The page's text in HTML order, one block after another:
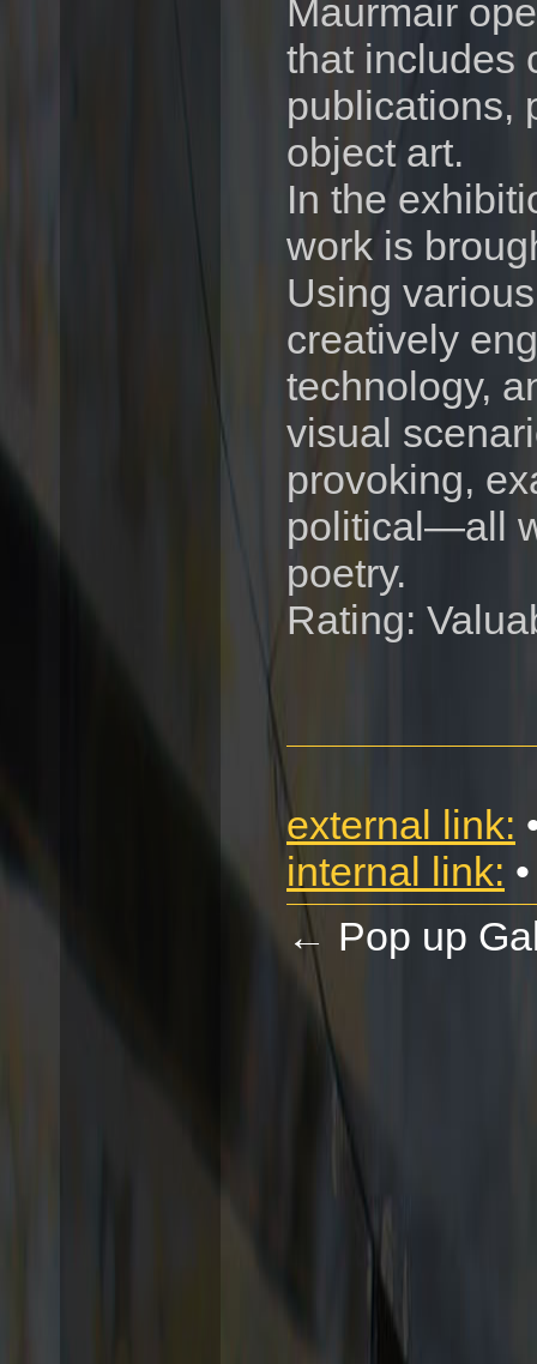
Maurmair
that includes
publications,
object art.
In the
work is
Using
creatively
technology,
visual
provoking,
political—all
poetry.
Rating:
external link:
internal link:
← Pop up